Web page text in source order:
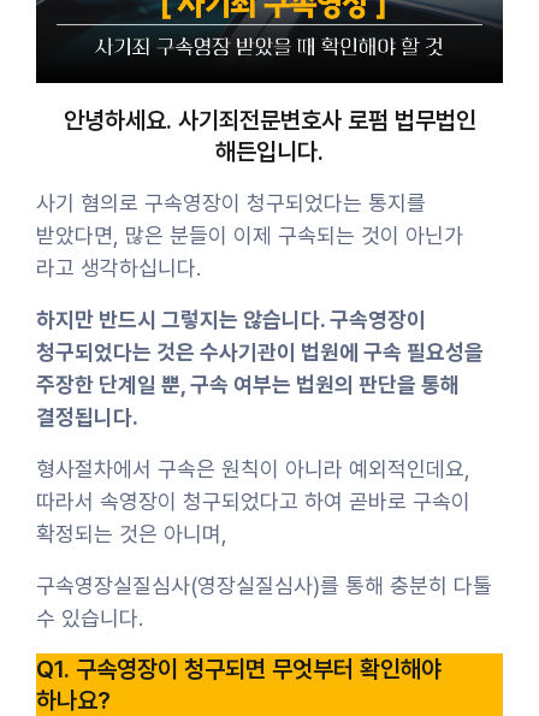
안녕하세요. 사기죄전문변호사 로펌 법무법인
해든입니다.
사기 혐의로 구속영장이 청구되었다는 통지를
받았다면, 많은 분들이 이제 구속되는 것이 아닌가
라고 생각하십니다.
하지만 반드시 그렇지는 않습니다. 구속영장이
청구되었다는 것은 수사기관이 법원에 구속 필요성을
주장한 단계일 뿐, 구속 여부는 법원의 판단을 통해
결정됩니다.
형사절차에서 구속은 원칙이 아니라 예외적인데요,
따라서 속영장이 청구되었다고 하여 곧바로 구속이
확정되는 것은 아니며,
구속영장실질심사(영장실질심사)를 통해 충분히 다툴
수 있습니다.
Q1. 구속영장이 청구되면 무엇부터 확인해야
하나요?